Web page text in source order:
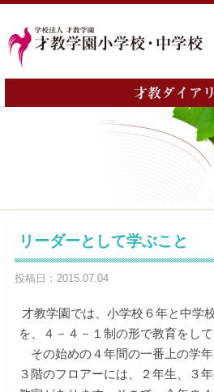
ホーム
インタビュー
保護者の声
入学をお考えの方へ
才教ダイア
リーダーとして学ぶこと
投稿日：2015.07.04
才教学園では、小学校６年と中学
を、４－４－１制の形で教育をして
その始めの４年間の一番上の学年
３階のフロアーには、２年生、３